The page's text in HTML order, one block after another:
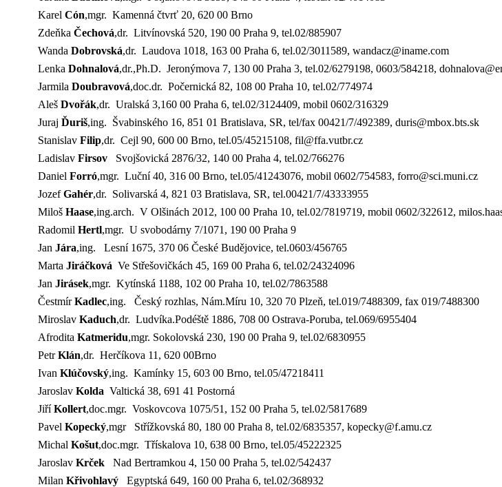
KarelCón,mgr. Kamenná čtvrť 20, 620 00 Brno
ZdeňkaČechová,dr. Litvínovská 520, 190 00 Praha 9, tel.02/885907
WandaDobrovská,dr. Laudova 1018, 163 00 Praha 6, tel.02/3011589, wandacz@iname.com
LenkaDohnalová,dr.,Ph.D. Jeronýmova 7, 130 00 Praha 3, tel.02/6279198, 0603/584218,
JarmilaDoubravová,doc.dr. Počernická 82, 108 00 Praha 10, tel.02/774974
AlešDvořák,dr. Uralská 3,160 00 Praha 6, tel.02/3124409, mobil 0602/316329
JurajĎuriš,ing. Švabinského 16, 851 01 Bratislava, SR, tel/fax 00421/7/492389, duris@mbox.bts.sk
StanislavFilip,dr. Cejl 90, 600 00 Brno, tel.05/45215108, fil@ffa.vutbr.cz
LadislavFirsov Svojšovická 2876/32, 140 00 Praha 4, tel.02/766276
DanielForró,mgr. Luční 40, 316 00 Brno, tel.05/41243076, mobil 0602/754583, forro@sci.muni.cz
JozefGahér,dr. Solivarská 4, 821 03 Bratislava, SR, tel.00421/7/43333955
MilošHaase,ing.arch. V Olšinách 2012, 100 00 Praha 10, tel.02/7819719, mobil 0602/322612,
RadomilHertl,mgr. U svobodárny 7/1071, 190 00 Praha 9
JanJára,ing.
Lesní 1675, 370 06 České Budějovice, tel.0603/456765
MartaJiráčkováVe Střešovičkách 45, 169 00 Praha 6, tel.02/24324096
JanJirásek,mgr. Kytínská 1188, 102 00 Praha 10, tel.02/7863588
ČestmírKadlec,ing. Český rozhlas, Nám.Míru 10, 320 70 Plzeň, tel.019/7488309, fax 019/7488300
MiroslavKaduch,dr. Ludvíka.Podéště 1886, 708 00 Ostrava-Poruba, tel.069/6955404
AfroditaKatmeridu,mgr. Sokolovská 230, 190 00 Praha 9, tel.02/6830955
PetrKlán,dr. Herčíkova 11, 620 00Brno
IvanKlúčovský,ing. Kamínky 15, 603 00 Brno, tel.05/47218411
JaroslavKoldaValtická 38, 691 41 Postorná
JiříKollert,doc.mgr. Voskovcova 1075/51, 152 00 Praha 5, tel.02/5817689
PavelKopecký,mgr
Střížkovská 80, 180 00 Praha 8, tel.02/6835357, kopecky@f.amu.cz
MichalKošut,doc.mgr. Třískalova 10, 638 00 Brno, tel.05/45222325
JaroslavKrčekNad Bertramkou 4, 150 00 Praha 5, tel.02/542437
MilanKřivohlavýEgyptská 649, 160 00 Praha 6, tel.02/368932